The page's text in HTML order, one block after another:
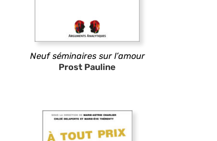
Neuf séminaires sur l’amour
Prost Pauline